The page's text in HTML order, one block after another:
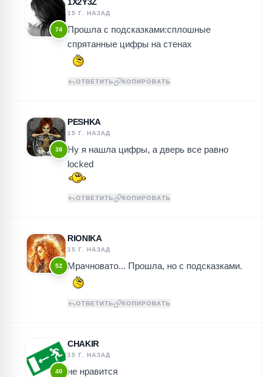
74
15 Г. НАЗАД
Прошла с подсказками:сплошные
спрятанные цифры на стенах
ОТВЕТИТЬ КОПИРОВАТЬ
38
PESHKA
15 Г. НАЗАД
Ну я нашла цифры, а дверь все равно
locked
ОТВЕТИТЬ КОПИРОВАТЬ
52
RIONIKA
15 Г. НАЗАД
Мрачновато... Прошла, но с подсказками.
ОТВЕТИТЬ КОПИРОВАТЬ
40
CHAKIR
15 Г. НАЗАД
не нравится